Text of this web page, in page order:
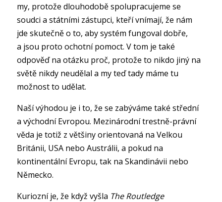
my, protože dlouhodobě spolupracujeme se
soudci a státními zástupci, kteří vnímají, že nám
jde skutečně o to, aby systém fungoval dobře,
a jsou proto ochotní pomoct. V tom je také
odpověď na otázku proč, protože to nikdo jiný na
světě nikdy neudělal a my teď tady máme tu
možnost to udělat.
Naší výhodou je i to, že se zabýváme také střední
a východní Evropou. Mezinárodní trestně-právní
věda je totiž z většiny orientovaná na Velkou
Británii, USA nebo Austrálii, a pokud na
kontinentální Evropu, tak na Skandinávii nebo
Německo.
Kuriozní je, že když vyšla The Routledge